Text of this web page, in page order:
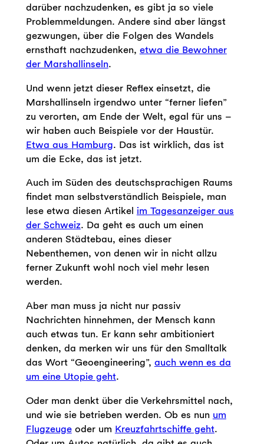
darüber nachzudenken, es gibt ja so viele
Problemmeldungen. Andere sind aber längst
gezwungen, über die Folgen des Wandels
ernsthaft nachzudenken, etwa die Bewohner
der Marshallinseln.
Und wenn jetzt dieser Reflex einsetzt, die
Marshallinseln irgendwo unter “ferner liefen”
zu verorten, am Ende der Welt, egal für uns –
wir haben auch Beispiele vor der Haustür.
Etwa aus Hamburg. Das ist wirklich, das ist
um die Ecke, das ist jetzt.
Auch im Süden des deutschsprachigen Raums
findet man selbstverständlich Beispiele, man
lese etwa diesen Artikel im Tagesanzeiger aus
der Schweiz. Da geht es auch um einen
anderen Städtebau, eines dieser
Nebenthemen, von denen wir in nicht allzu
ferner Zukunft wohl noch viel mehr lesen
werden.
Aber man muss ja nicht nur passiv
Nachrichten hinnehmen, der Mensch kann
auch etwas tun. Er kann sehr ambitioniert
denken, da merken wir uns für den Smalltalk
das Wort “Geoengineering”, auch wenn es da
um eine Utopie geht.
Oder man denkt über die Verkehrsmittel nach,
und wie sie betrieben werden. Ob es nun um
Flugzeugeoder um Kreuzfahrtschiffe geht.